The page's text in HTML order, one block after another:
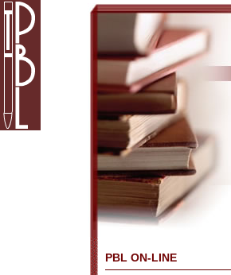
PBL ON-LINE